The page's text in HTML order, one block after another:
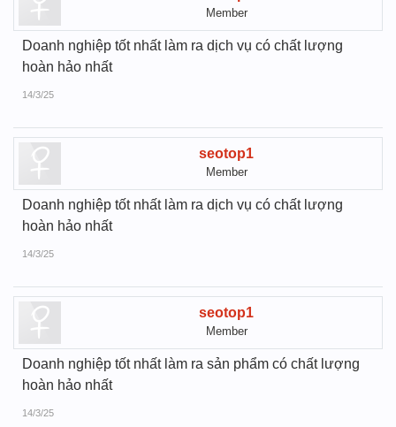
Member
Doanh nghiệp tốt nhất làm ra dịch vụ có chất lượng
hoàn hảo nhất
14/3/25
seotop1
Member
Doanh nghiệp tốt nhất làm ra dịch vụ có chất lượng
hoàn hảo nhất
14/3/25
seotop1
Member
Doanh nghiệp tốt nhất làm ra sản phẩm có chất lượng
hoàn hảo nhất
14/3/25